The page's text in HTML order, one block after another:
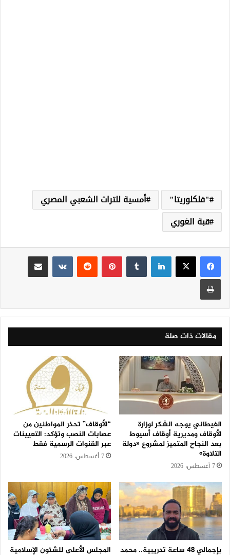
"فلكلوريتا"
أمسية للتراث الشعبي المصري
قبة الغوري
لينكدإن بينتيريست
مقالات ذات صلة
الغيطاني يوجه الشكر لوزارة
الأوقاف ومديرية أوقاف أسيوط
بعد النجاح المتميز لمشروع «دولة
التلاوة»
7 أغسطس، 2026
“الأوقاف” تحذر المواطنين من
عصابات النصب وتؤكد: التعيينات
عبر القنوات الرسمية فقط
7 أغسطس، 2026
بإجمالي 48 ساعة تدريبية.. محمد
المجلس الأعلى للشئون الإسلامية